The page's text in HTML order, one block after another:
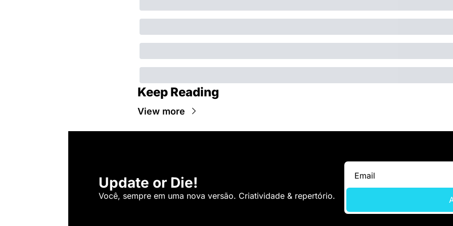
Keep Reading
View more
Update or Die!
Você, sempre em uma nova versão. Criatividade & repertório.